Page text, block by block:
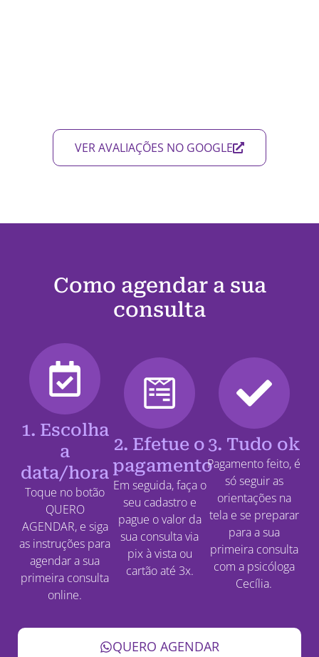
VER AVALIAÇÕES NO GOOGLE
Como agendar a sua
consulta
1. Escolha
a
data/hora
Toque no botão
QUERO
AGENDAR, e siga
as instruções para
agendar a sua
primeira consulta
online.
2. Efetue o
pagamento
Em seguida, faça o
seu cadastro e
pague o valor da
sua consulta via
pix à vista ou
cartão até 3x.
3. Tudo ok
Pagamento feito, é
só seguir as
orientações na
tela e se preparar
para a sua
primeira consulta
com a psicóloga
Cecília.
QUERO AGENDAR